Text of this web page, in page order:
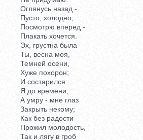
Оглянусь назад -
Пусто, холодно,
Посмотрю вперед -
Плакать хочется.
Эх, грустна была
Ты, весна моя,
Темней осени,
Хуже похорон;
И состарился
Я до времени,
А умру - мне глаз
Закрыть некому;
Как без радости
Прожил молодость,
Так и лягу в гроб